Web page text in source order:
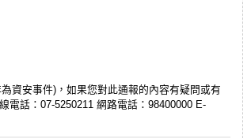
資安事件)，如果您對此通報的內容有疑問或有
話：07-5250211 網路電話：98400000 E-